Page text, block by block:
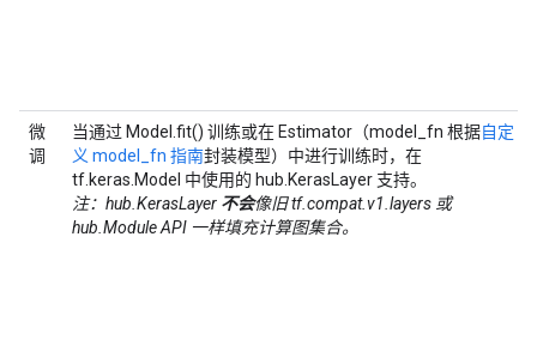
微
调
当通过 Model.fit() 训练或在 Estimator（model_fn 根据自定
义 model_fn 指南封装模型）中进行训练时，在
tf.keras.Model 中使用的 hub.KerasLayer 支持。
注：hub.KerasLayer 不会像旧 tf.compat.v1.layers 或
hub.Module API 一样填充计算图集合。